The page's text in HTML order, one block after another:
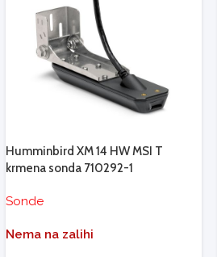
Humminbird XM 14 HW MSI T
krmena sonda 710292-1
Sonde
Nema na zalihi